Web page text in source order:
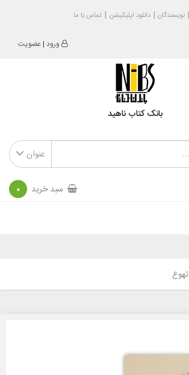
نویسندگان دانلود اپلیکیشن تماس با ما
ورود |عضویت
بانک کتاب ناهید
عنوان
سبد خرید 0
تهوع